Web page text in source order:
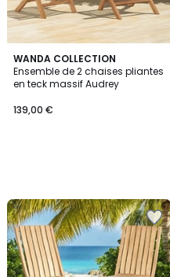
WANDA COLLECTION
Ensemble de 2 chaises pliantes
en teck massif Audrey
139,00 €